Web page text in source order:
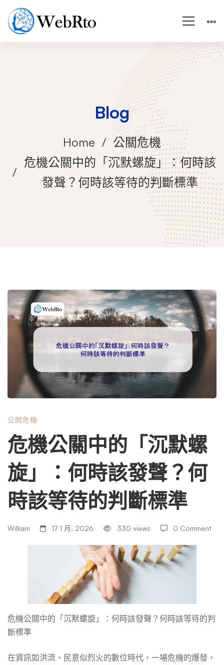
Blog
Home
公關危機
危機公關中的「沉默螺旋」：何時該
發聲？何時該等待的判斷標準
危
機
公
關
中
的
「沉
旋」：
何
公關危機
危機公關中的「沉默螺
旋」：何時該發聲？何
時該等待的判斷標準
William 17 1 月, 2026 330 views 0 Comment
危機公關中的「沉默螺旋」：何時該發聲？何時該等待的判
斷標準
在資訊如洪流、民意似烈火的數位時代，一場危機的爆發，